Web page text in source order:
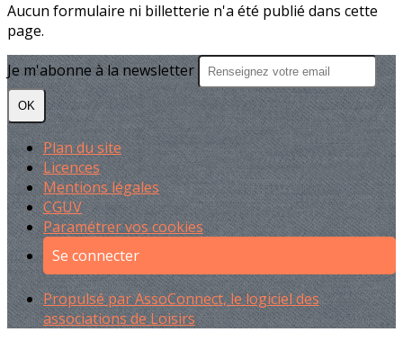
Aucun formulaire ni billetterie n'a été publié dans cette
page.
Je m'abonne à la newsletter
OK
Plan du site
Licences
Mentions légales
CGUV
Paramétrer vos cookies
Se connecter
Propulsé par AssoConnect, le logiciel des
associations de Loisirs